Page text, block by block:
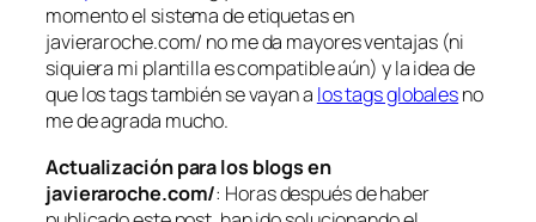
momento el sistema de etiquetas en
javieraroche.com/ no me da mayores ventajas (ni
siquiera mi plantilla es compatible aún) y la idea de
que los tags también se vayan a los tags globalesno
me de agrada mucho.
Actualización para los blogs en
javieraroche.com/: Horas después de haber